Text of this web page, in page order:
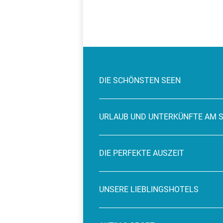
DIE SCHÖNSTEN SEEN
URLAUB UND UNTERKÜNFTE AM
DIE PERFEKTE AUSZEIT
UNSERE LIEBLINGSHOTELS